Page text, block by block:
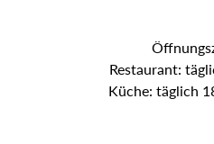
Restaurant:
Küche: täglich